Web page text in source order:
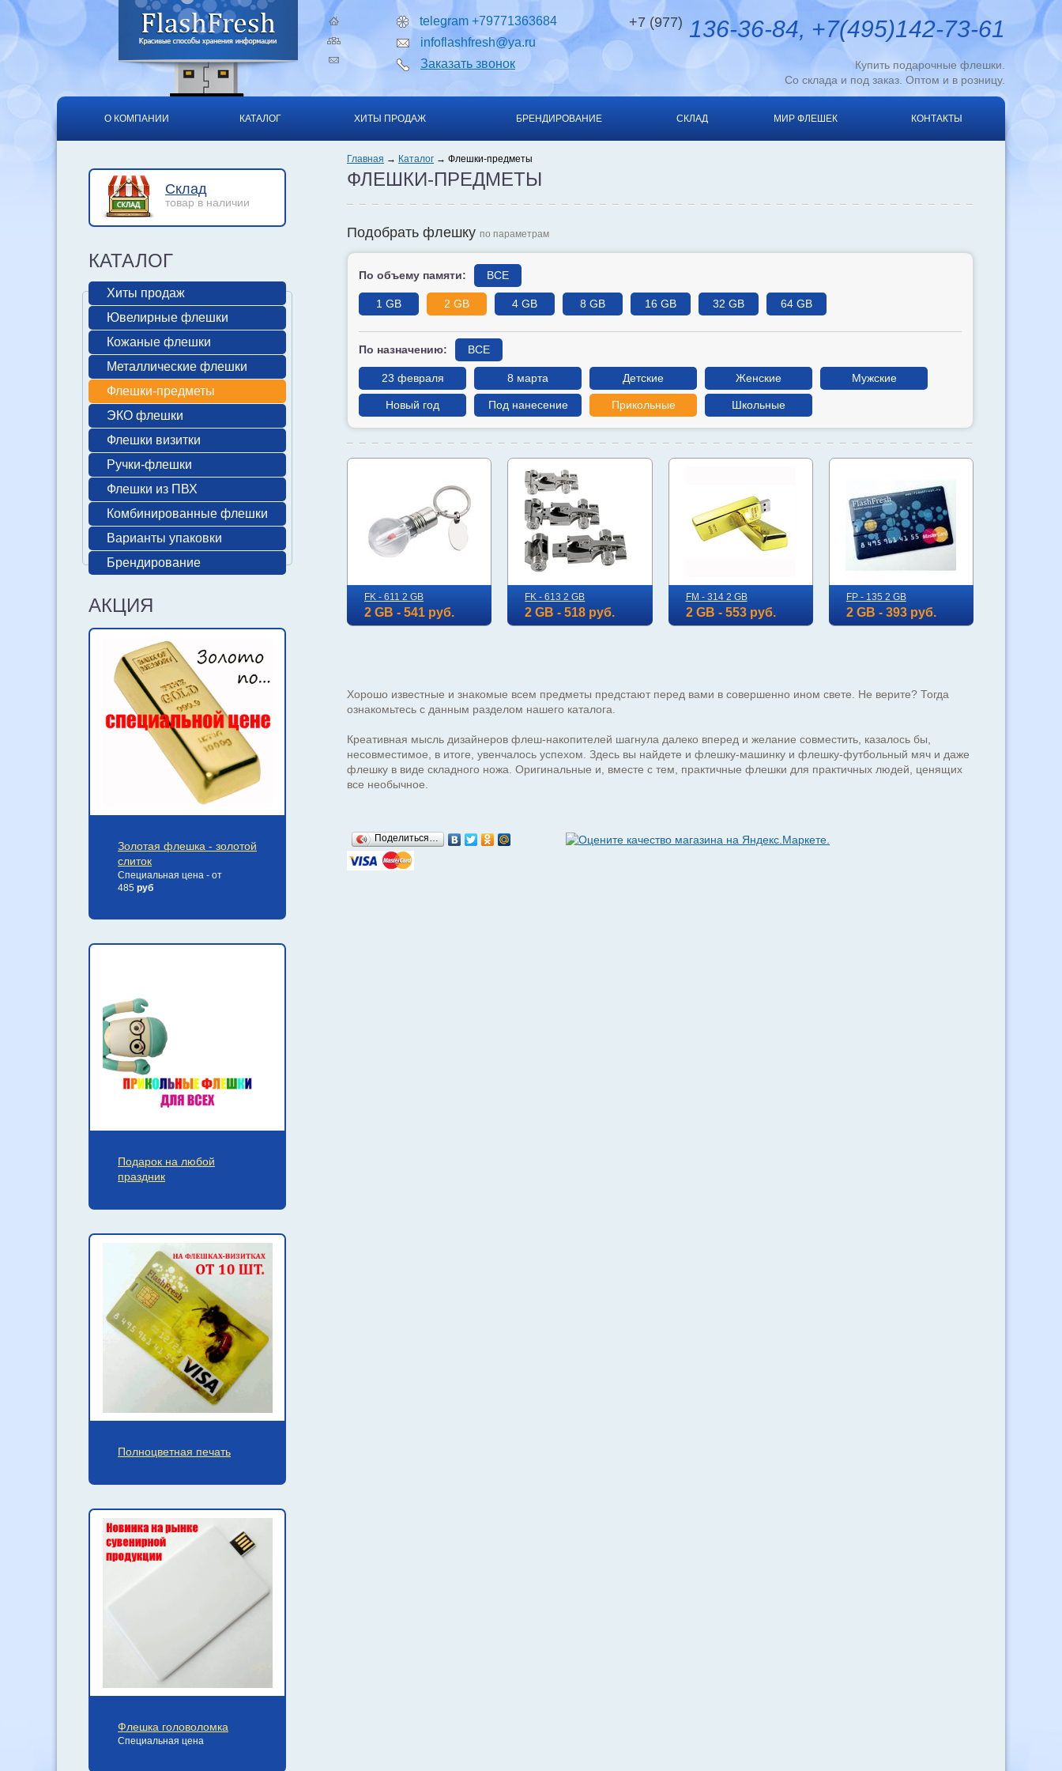
telegram +79771363684
infoflashfresh@ya.ru
Заказать звонок
+7 (977) 136-36-84, +7(495)142-73-61
Купить подарочные флешки.
Со склада и под заказ. Оптом и в розницу.
О КОМПАНИИ КАТАЛОГ ХИТЫ ПРОДАЖ БРЕНДИРОВАНИЕ СКЛАД МИР ФЛЕШЕК КОНТАКТЫ
Главная Каталог Флешки-предметы
ФЛЕШКИ-ПРЕДМЕТЫ
Подобрать флешку по параметрам
По объему памяти: ВСЕ
1 GB 2 GB 4 GB 8 GB 16 GB 32 GB 64 GB
По назначению: ВСЕ
23 февраля 8 марта Детские Женские Мужские
Новый год Под нанесение Прикольные Школьные
FK - 611 2 GB
2 GB - 541 руб.
FK - 613 2 GB
2 GB - 518 руб.
FM - 314 2 GB
2 GB - 553 руб.
FP - 135 2 GB
2 GB - 393 руб.
Хорошо известные и знакомые всем предметы предстают перед вами в совершенно ином свете. Не верите? Тогда
ознакомьтесь с данным разделом нашего каталога.
Креативная мысль дизайнеров флеш-накопителей шагнула далеко вперед и желание совместить, казалось бы,
несовместимое, в итоге, увенчалось успехом. Здесь вы найдете и флешку-машинку и флешку-футбольный мяч и даже
флешку в виде складного ножа. Оригинальные и, вместе с тем, практичные флешки для практичных людей, ценящих
все необычное.
Поделиться…
Склад
товар в наличии
КАТАЛОГ
Хиты продаж
Ювелирные флешки
Кожаные флешки
Металлические флешки
Флешки-предметы
ЭКО флешки
Флешки визитки
Ручки-флешки
Флешки из ПВХ
Комбинированные флешки
Варианты упаковки
Брендирование
АКЦИЯ
Золотая флешка - золотой
слиток
Специальная цена - от
485 руб
Подарок на любой
праздник
Полноцветная печать
Флешка головоломка
Специальная цена